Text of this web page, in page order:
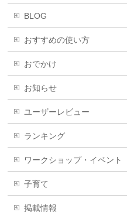
BLOG
おすすめの使い方
おでかけ
お知らせ
ユーザーレビュー
ランキング
ワークショップ・イベント
子育て
掲載情報